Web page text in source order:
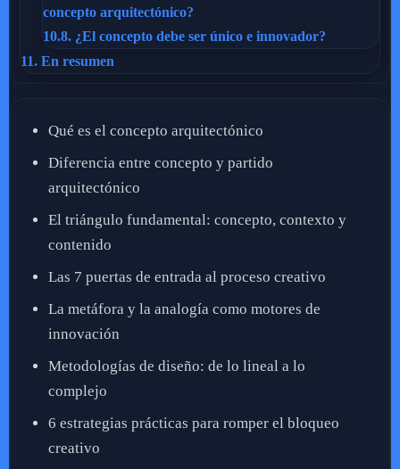
concepto arquitectónico?
10.8. ¿El concepto debe ser único e innovador?
11. En resumen
Qué es el concepto arquitectónico
Diferencia entre concepto y partido
arquitectónico
El triángulo fundamental: concepto, contexto y
contenido
Las 7 puertas de entrada al proceso creativo
La metáfora y la analogía como motores de
innovación
Metodologías de diseño: de lo lineal a lo
complejo
6 estrategias prácticas para romper el bloqueo
creativo